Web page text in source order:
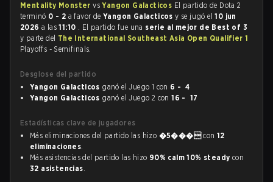
Mentality MonstervsYangon Galacticos El partido de Dota 2
terminó 0 - 2 a favor deYangon Galacticosy se jugó el10 jun
2026 a las11:10 . El partido fue una serie al mejor de Best of 3
y parte del The International Southeast Asia Open Qualifier 1
Playoffs - Semifinals.
Desglose del partido
Yangon Galacticos ganó el Juego 1 con 6 - 4
Yangon Galacticos ganó el Juego 2 con16 - 17
Estadísticas clave de jugadores
Más eliminaciones del partido las hizo �5���con12
eliminaciones.
Más asistencias del partido las hizo 90% calm 10% steady con
32 asistencias.